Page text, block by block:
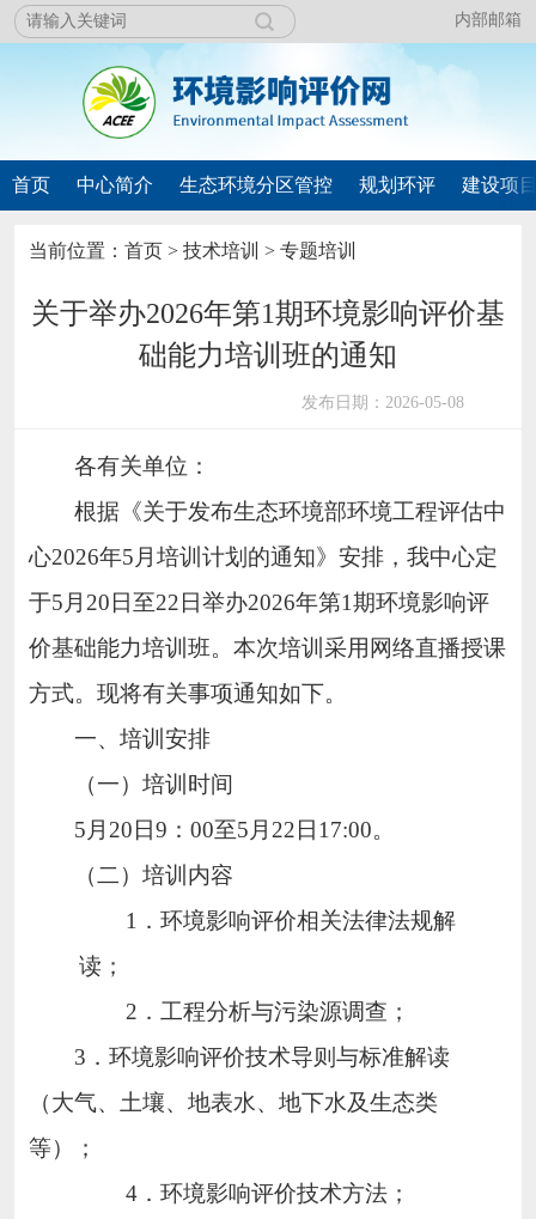
首页 中心简介 生态环境分区管控 规划环评 建设项
内部邮箱
当前位置： 首页> 技术培训 > 专题培训
关于举办2026年第1期环境影响评价基
础能力培训班的通知
发布日期：2026-05-08
各有关单位：
根据《关于发布生态环境部环境工程评估中
心2026年5月培训计划的通知》安排，我中心定
于5月20日至22日举办2026年第1期环境影响评
价基础能力培训班。本次培训采用网络直播授课
方式。 现将有关事项通知如下。
一、培训安排
（一）培训时间
5月20日9：00至5月22日17:00。
（二）培训内容
1．环境影响评价相关法律法规解
读；
2．工程分析与污染源调查；
3．环境影响评价技术导则与标准解读
（大气、土壤、地表水、地下水及生态类
等）；
4．环境影响评价技术方法；